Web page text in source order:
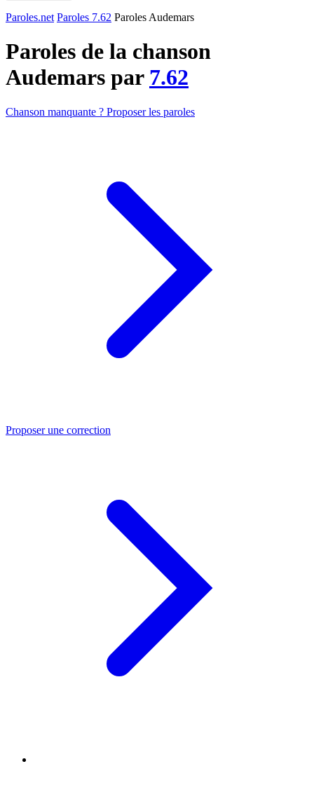
Paroles.net Paroles 7.62 Paroles Audemars
Paroles de la chanson
Audemars par 7.62
Chanson manquante ? Proposer les paroles
Proposer une correction